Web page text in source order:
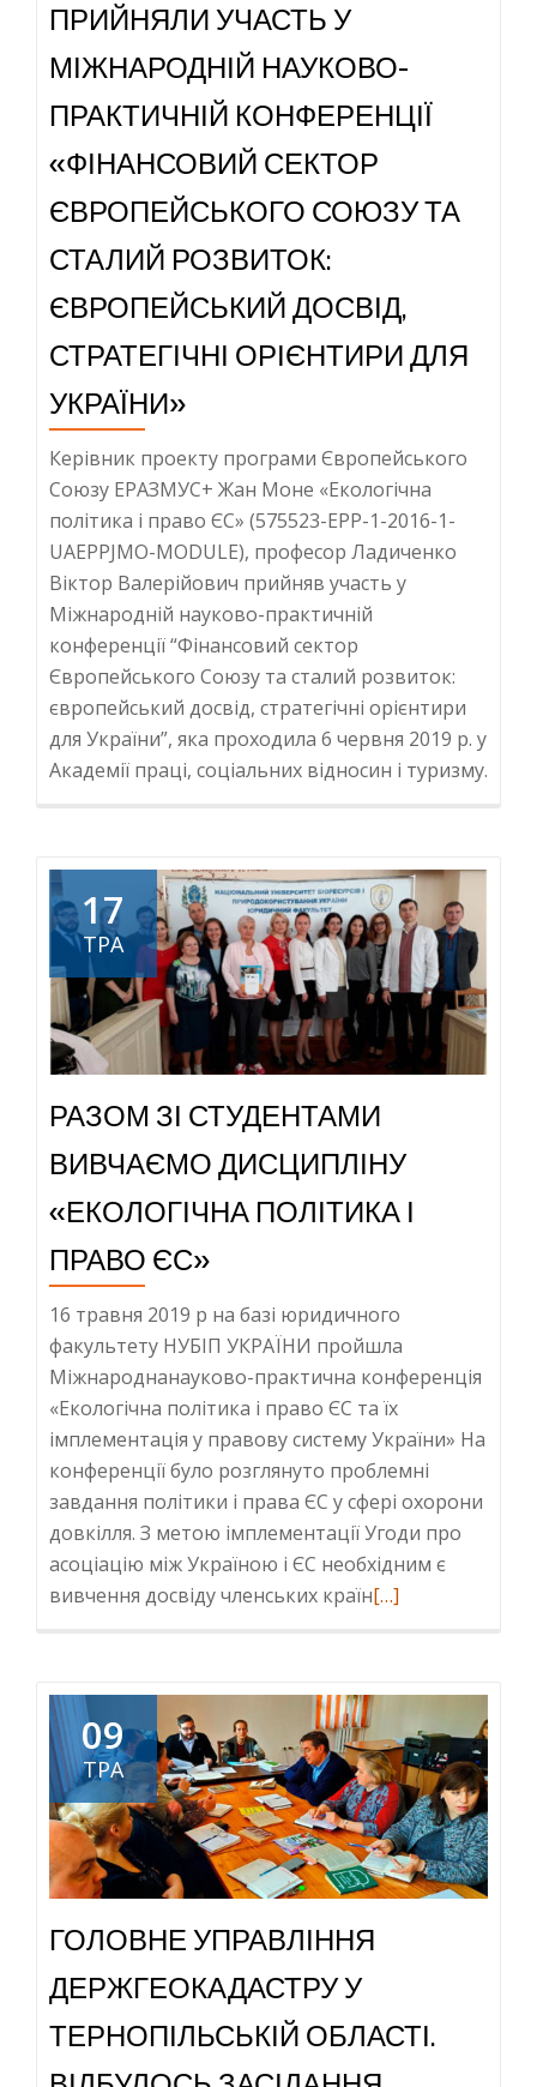
та
громадських
активістів
в
рамках
проекту
«Екологічна
і
право
за
ЄС
«Еразмус+»
ПРИЙНЯЛИ УЧАСТЬ У
МІЖНАРОДНІЙ НАУКОВО-
ПРАКТИЧНІЙ КОНФЕРЕНЦІЇ
«ФІНАНСОВИЙ СЕКТОР
ЄВРОПЕЙСЬКОГО СОЮЗУ ТА
СТАЛИЙ РОЗВИТОК:
ЄВРОПЕЙСЬКИЙ ДОСВІД,
СТРАТЕГІЧНІ ОРІЄНТИРИ ДЛЯ
УКРАЇНИ»
Керівник проекту програми Європейського
Союзу ЕРАЗМУС+ Жан Моне «Екологічна
політика і право ЄС» (575523-EPP-1-2016-1-
UAEPPJMO-MODULE), професор Ладиченко
Віктор Валерійович прийняв участь у
Міжнародній науково-практичній
конференції “Фінансовий сектор
Європейського Союзу та сталий розвиток:
європейський досвід, стратегічні орієнтири
для України”, яка проходила 6 червня 2019 р. у
Академії праці, соціальних відносин і туризму.
17
ТРА
РАЗОМ ЗІ СТУДЕНТАМИ
ВИВЧАЄМО ДИСЦИПЛІНУ
«ЕКОЛОГІЧНА ПОЛІТИКА І
ПРАВО ЄС»
16 травня 2019 р на базі юридичного
факультету НУБІП УКРАЇНИ пройшла
Міжнароднанауково-практична конференція
«Екологічна політика і право ЄС та їх
імплементація у правову систему України» На
конференції було розглянуто проблемні
завдання політики і права ЄС у сфері охорони
довкілля. З метою імплементації Угоди про
асоціацію між Україною і ЄС необхідним є
вивчення досвіду членських країнRead
зі
студентами
вивчаємо
дисципліну
«Екологічна
політика
і
право
[…]
09
ТРА
ГОЛОВНЕ УПРАВЛІННЯ
ДЕРЖГЕОКАДАСТРУ У
ТЕРНОПІЛЬСЬКІЙ ОБЛАСТІ.